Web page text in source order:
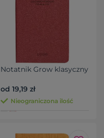
Notatnik Grow klasyczny
od 19,19 zł
Nieograniczona ilość